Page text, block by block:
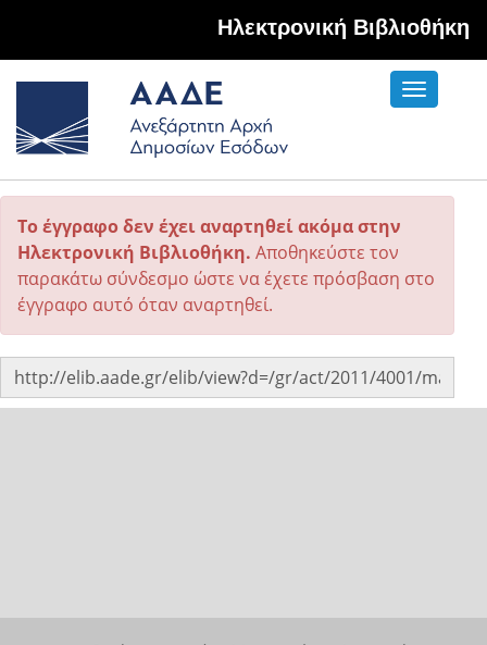
Hλεκτρονική Βιβλιοθήκη
Toggle
Το έγγραφο δεν έχει αναρτηθεί ακόμα στην
Ηλεκτρονική Βιβλιοθήκη. Αποθηκεύστε τον
παρακάτω σύνδεσμο ώστε να έχετε πρόσβαση στο
έγγραφο αυτό όταν αναρτηθεί.